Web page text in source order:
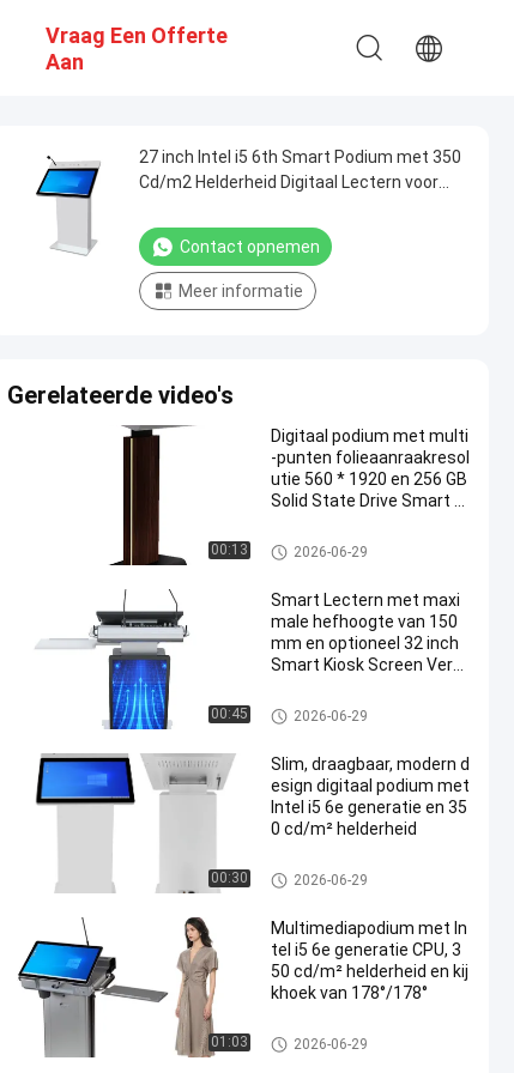
Vraag Een Offerte
Aan
27 inch Intel i5 6th Smart Podium met 350
Cd/m2 Helderheid Digitaal Lectern voor
Contact opnemen
Meer informatie
Gerelateerde video's
00:13
Digitaal podium met multi
-punten folieaanraakresol
utie 560 * 1920 en 256 GB
Solid State Drive Smart L
digitaal podium
2026-06-29
00:45
Smart Lectern met maxi
male hefhoogte van 150
mm en optioneel 32 inch
Smart Kiosk Screen Verst
0°
digitaal podium
2026-06-29
00:30
Slim, draagbaar, modern d
esign digitaal podium met
Intel i5 6e generatie en 35
0 cd/m² helderheid
digitaal podium
2026-06-29
01:03
Multimediapodium met In
tel i5 6e generatie CPU, 3
50 cd/m² helderheid en kij
khoek van 178°/178°
digitaal podium
2026-06-29